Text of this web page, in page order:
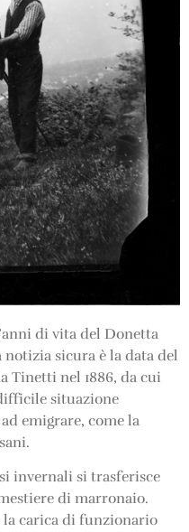
di vita del Donetta
sicura è la data del
Tinetti nel 1886, da cui
situazione
emigrare, come la
invernali si trasferisce
di marronaio.
carica di funzionario